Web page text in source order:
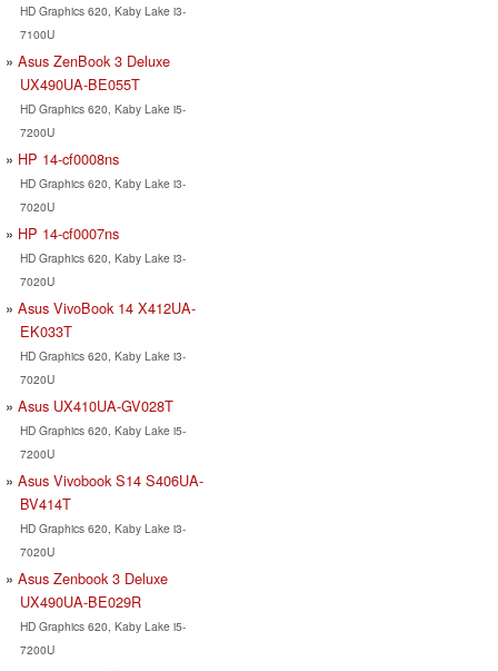
HD Graphics 620, Kaby Lake i3-
7100U
Asus ZenBook 3 Deluxe
UX490UA-BE055T
HD Graphics 620, Kaby Lake i5-
7200U
HP 14-cf0008ns
HD Graphics 620, Kaby Lake i3-
7020U
HP 14-cf0007ns
HD Graphics 620, Kaby Lake i3-
7020U
Asus VivoBook 14 X412UA-
EK033T
HD Graphics 620, Kaby Lake i3-
7020U
Asus UX410UA-GV028T
HD Graphics 620, Kaby Lake i5-
7200U
Asus Vivobook S14 S406UA-
BV414T
HD Graphics 620, Kaby Lake i3-
7020U
Asus Zenbook 3 Deluxe
UX490UA-BE029R
HD Graphics 620, Kaby Lake i5-
7200U